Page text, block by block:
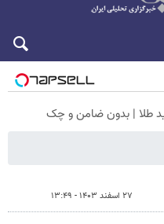
۲۷ اسفند ۱۴۰۳ - ۱۳:۴۹